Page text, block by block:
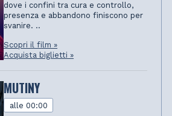
dove i confini tra cura e controllo,
presenza e abbandono finiscono per
svanire. ..
Scopri il film »
Acquista biglietti »
MUTINY
alle 00:00